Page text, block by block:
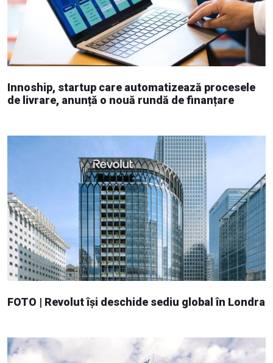
Innoship, startup care automatizează procesele
de livrare, anunță o nouă rundă de finanțare
FOTO | Revolut își deschide sediu global în Londra